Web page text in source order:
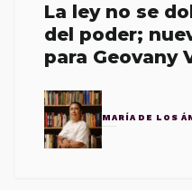
La ley no se
del poder;
para Geovany
MARÍA DE LOS